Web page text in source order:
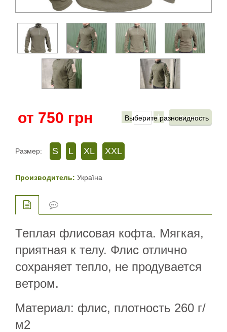
от 750 грн - +
Размер: S L XL XXL
Производитель: Україна
Теплая флисовая кофта. Мягкая,
приятная к телу. Флис отлично
сохраняет тепло, не продувается
ветром.
Материал: флис, плотность 260 г/
м2